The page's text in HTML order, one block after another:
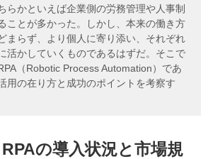
らかといえば企業側の労務管理や人事制
ことが多かった。しかし、本来の働き方
まらず、より個人に寄り添い、それぞれ
活かしていくものであるはずだ。そこで
（Robotic Process Automation）であ
用の在り方と成功のポイントを考察す
の導入状況と市場規